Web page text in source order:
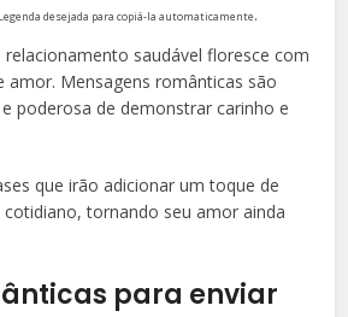
desejada para copiá-la automaticamente.
saudável floresce com
amor. Mensagens românticas são
poderosa de demonstrar carinho e
que irão adicionar um toque de
tornando seu amor ainda
para enviar